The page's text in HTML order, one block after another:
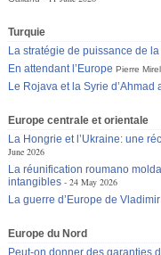
Turquie
La stratégie de puissance de
En attendant l’Europe Pierre Mirel
Le Rojava et la Syrie d’Ahmad
Europe centrale et orientale
La Hongrie et l’Ukraine: une
June 2026
La réunification roumano
intangibles
24 May 2026
La guerre d’Europe de
Europe du Nord
Peut-on donner des garanties